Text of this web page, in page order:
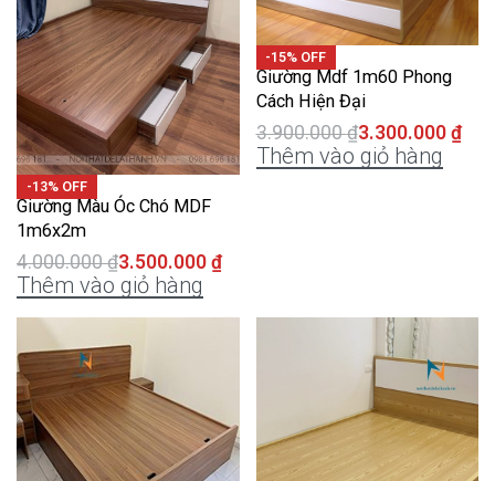
-13% OFF
Giường Màu Óc Chó MDF
1m6x2m
4.000.000₫3.500.000 ₫
Thêm vào giỏ hàng
-15% OFF
Giường Mdf 1m60 Phong
Cách Hiện Đại
3.900.000₫3.300.000 ₫
Thêm vào giỏ hàng